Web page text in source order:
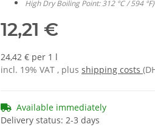
High Dry Boiling Point: 312 °C / 594 °F)
12,21 €
24,42 € per 1 l
incl. 19% VAT , plus shipping costs
Available immediately
Delivery status: 2-3 days